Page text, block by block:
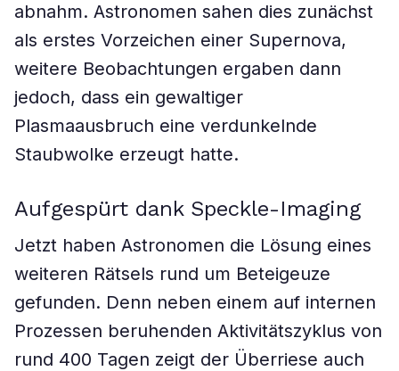
abnahm. Astronomen sahen dies zunächst
als erstes Vorzeichen einer Supernova,
weitere Beobachtungen ergaben dann
jedoch, dass ein gewaltiger
Plasmaausbruch eine verdunkelnde
Staubwolke erzeugt hatte.
Aufgespürt dank Speckle-Imaging
Jetzt haben Astronomen die Lösung eines
weiteren Rätsels rund um Beteigeuze
gefunden. Denn neben einem auf internen
Prozessen beruhenden Aktivitätszyklus von
rund 400 Tagen zeigt der Überriese auch